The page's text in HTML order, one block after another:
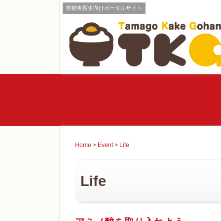
技能実習生向けポータルサイト
Home > Event> Life
Life